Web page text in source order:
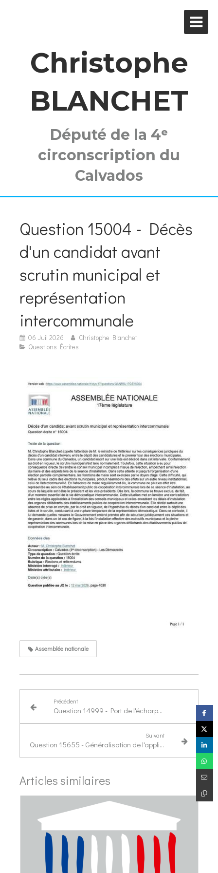
Christophe
BLANCHET
Député de la 4ᵉ
circonscription du
Calvados
Question 15004 - Décès
d'un candidat avant
scrutin municipal et
représentation
intercommunale
06 Juil 2026
Christophe Blanchet
Questions Écrites
Assemblée nationale
Précédent
Question 14999 - Port de l'écharpe tricolore à glands à franges d'argent par les adjoints
Suivant
Question 15655 - Généralisation de l'application France Identité dans les contrôles du quotidien
Articles similaires